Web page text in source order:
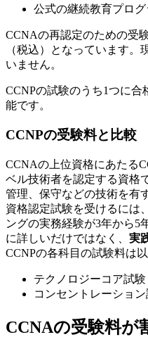
公式の継続教育プロ
CCNAの再認定のための受
（税込）となっています。
いません。
CCNPの試験のうち1つに
能です。
CCNPの受験料と比較
CCNAの上位資格にあたる
ベル技術者を認定する資格
管理、保守などの技術を有
資格認定試験を受けるには
ングの実務経験が3年から5
に詳しいだけではなく、 実
CCNPの各科目の試験料は
テクノロジーコア試験
コンセントレーション
CCNAの受験料が